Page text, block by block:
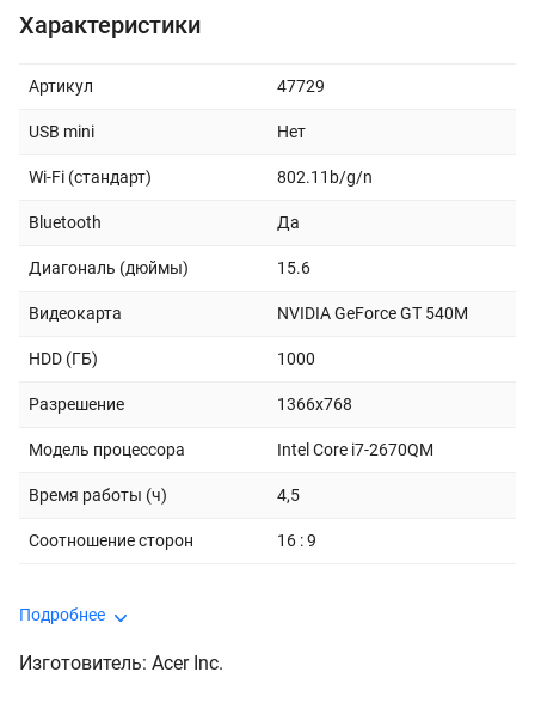
Характеристики
Артикул 47729
USB mini Нет
Wi-Fi (стандарт) 802.11b/g/n
Bluetooth Да
Диагональ (дюймы) 15.6
Видеокарта NVIDIA GeForce GT 540M
HDD (ГБ) 1000
Разрешение 1366x768
Модель процессора Intel Core i7-2670QM
Время работы (ч) 4,5
Соотношение сторон 16 : 9
Подробнее
Изготовитель: Acer Inc.